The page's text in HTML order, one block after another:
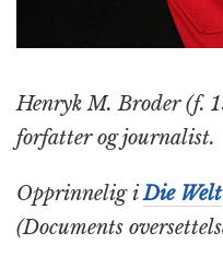
Henryk M. Broder (f.
forfatter og journalist.
Opprinnelig iDie Welt
(Documents